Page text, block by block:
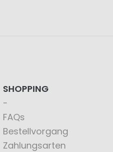
SHOPPING
FAQs
Bestellvorgang
Zahlungsarten